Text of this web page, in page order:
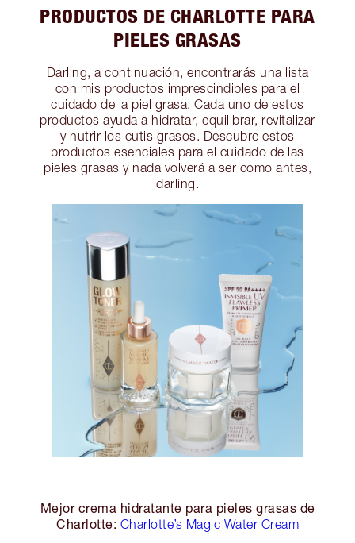
PRODUCTOS DE CHARLOTTE PARA
PIELES GRASAS
Darling, a continuación, encontrarás una lista
con mis productos imprescindibles para el
cuidado de la piel grasa. Cada uno de estos
productos ayuda a hidratar, equilibrar, revitalizar
y nutrir los cutis grasos. Descubre estos
productos esenciales para el cuidado de las
pieles grasas y nada volverá a ser como antes,
darling.
Mejor crema hidratante para pieles grasas de
Charlotte: Charlotte’s Magic Water Cream